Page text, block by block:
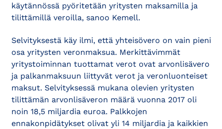
käytännössä pyöritetään yritysten maksamilla ja
tilittämillä veroilla, sanoo Kemell.
Selvityksestä käy ilmi, että yhteisövero on vain pieni
osa yritysten veronmaksua. Merkittävimmät
yritystoiminnan tuottamat verot ovat arvonlisävero
ja palkanmaksuun liittyvät verot ja veronluonteiset
maksut. Selvityksessä mukana olevien yritysten
tilittämän arvonlisäveron määrä vuonna 2017 oli
noin 18,5 miljardia euroa. Palkkojen
ennakonpidätykset olivat yli 14 miljardia ja kaikkien